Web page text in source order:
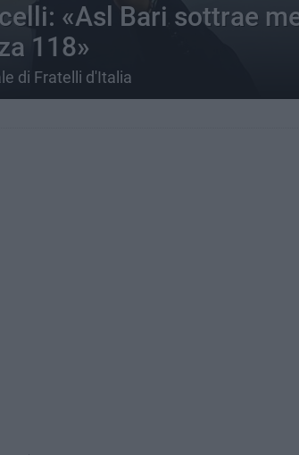
«Asl Bari sottrae
118»
di Fratelli d'Italia